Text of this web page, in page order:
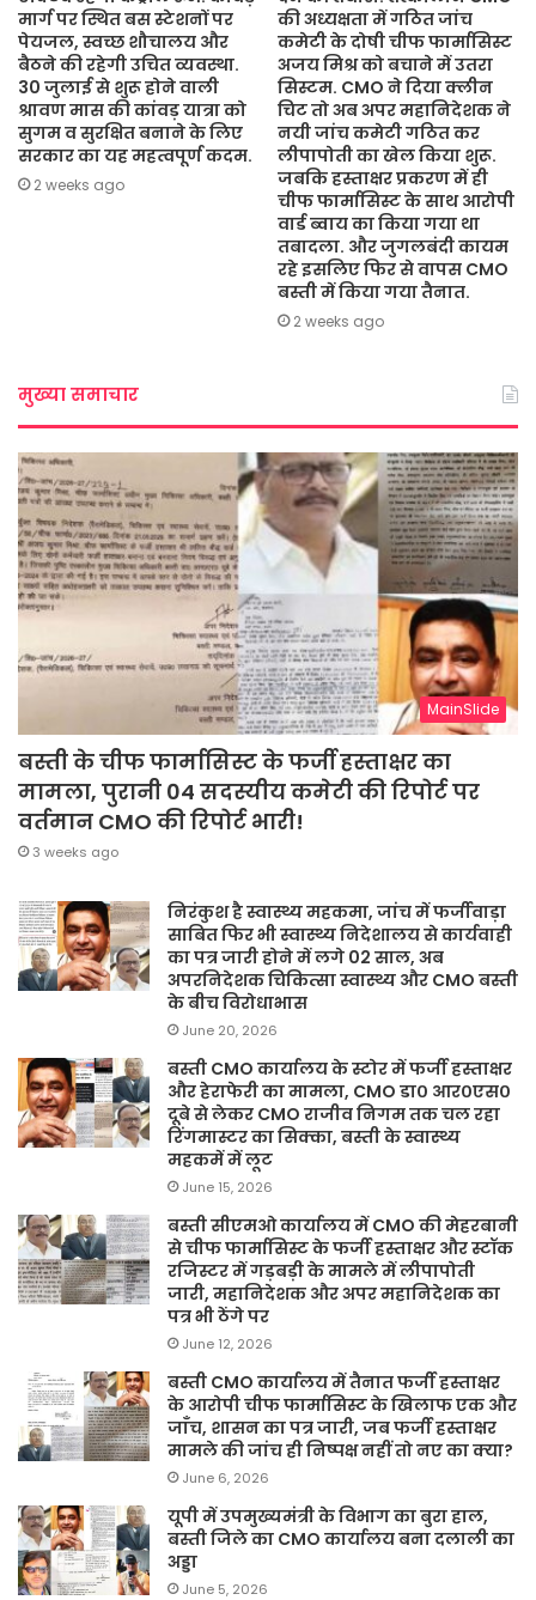
मार्ग पर स्थित बस स्टेशनों पर
पेयजल, स्वच्छ शौचालय और
बैठने की रहेगी उचित व्यवस्था.
30 जुलाई से शुरू होने वाली
श्रावण मास की कांवड़ यात्रा को
सुगम व सुरक्षित बनाने के लिए
सरकार का यह महत्वपूर्ण कदम.
2 weeks ago
की अध्यक्षता में गठित जांच
कमेटी के दोषी चीफ फार्मासिस्ट
अजय मिश्र को बचाने में उतरा
सिस्टम. CMO ने दिया क्लीन
चिट तो अब अपर महानिदेशक ने
नयी जांच कमेटी गठित कर
लीपापोती का खेल किया शुरू.
जबकि हस्ताक्षर प्रकरण में ही
चीफ फार्मासिस्ट के साथ आरोपी
वार्ड ब्वाय का किया गया था
तबादला. और जुगलबंदी कायम
रहे इसलिए फिर से वापस CMO
बस्ती में किया गया तैनात.
2 weeks ago
मुख्या समाचार
MainSlide
बस्ती के चीफ फार्मासिस्ट के फर्जी हस्ताक्षर का
मामला, पुरानी 04 सदस्यीय कमेटी की रिपोर्ट पर
वर्तमान CMO की रिपोर्ट भारी!
3 weeks ago
निरंकुश है स्वास्थ्य महकमा, जांच में फर्जीवाड़ा
साबित फिर भी स्वास्थ्य निदेशालय से कार्यवाही
का पत्र जारी होने में लगे 02 साल, अब
अपरनिदेशक चिकित्सा स्वास्थ्य और CMO बस्ती
के बीच विरोधाभास
June 20, 2026
बस्ती CMO कार्यालय के स्टोर में फर्जी हस्ताक्षर
और हेराफेरी का मामला, CMO डा० आर०एस०
दूबे से लेकर CMO राजीव निगम तक चल रहा
रिंगमास्टर का सिक्का, बस्ती के स्वास्थ्य
महकमें में लूट
June 15, 2026
बस्ती सीएमओ कार्यालय में CMO की मेहरबानी
से चीफ फार्मासिस्ट के फर्जी हस्ताक्षर और स्टॉक
रजिस्टर में गड़बड़ी के मामले में लीपापोती
जारी, महानिदेशक और अपर महानिदेशक का
पत्र भी ठेंगे पर
June 12, 2026
बस्ती CMO कार्यालय में तैनात फर्जी हस्ताक्षर
के आरोपी चीफ फार्मासिस्ट के खिलाफ एक और
जाँच, शासन का पत्र जारी, जब फर्जी हस्ताक्षर
मामले की जांच ही निष्पक्ष नहीं तो नए का क्या?
June 6, 2026
यूपी में उपमुख्यमंत्री के विभाग का बुरा हाल,
बस्ती जिले का CMO कार्यालय बना दलाली का
अड्डा
June 5, 2026